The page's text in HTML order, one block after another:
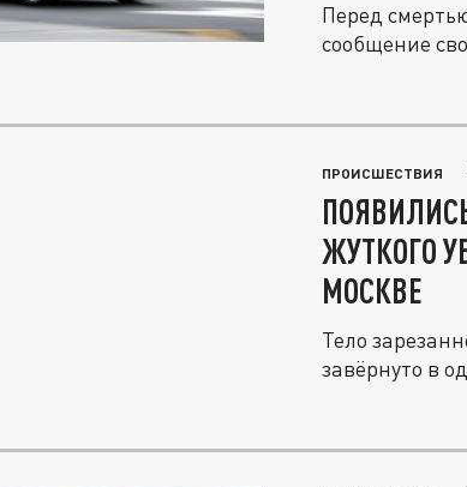
Перед
сообщение
ПРОИСШЕСТВИЯ
ЖУТКОГО
МОСКВЕ
Тело
завёрнуто в